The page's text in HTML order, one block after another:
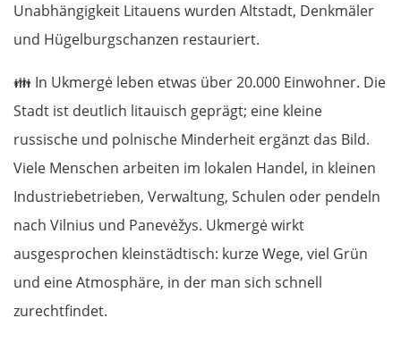
Unabhängigkeit Litauens wurden Altstadt, Denkmäler
und Hügelburgschanzen restauriert.
👪 In Ukmergė leben etwas über 20.000 Einwohner. Die
Stadt ist deutlich litauisch geprägt; eine kleine
russische und polnische Minderheit ergänzt das Bild.
Viele Menschen arbeiten im lokalen Handel, in kleinen
Industriebetrieben, Verwaltung, Schulen oder pendeln
nach Vilnius und Panevėžys. Ukmergė wirkt
ausgesprochen kleinstädtisch: kurze Wege, viel Grün
und eine Atmosphäre, in der man sich schnell
zurechtfindet.